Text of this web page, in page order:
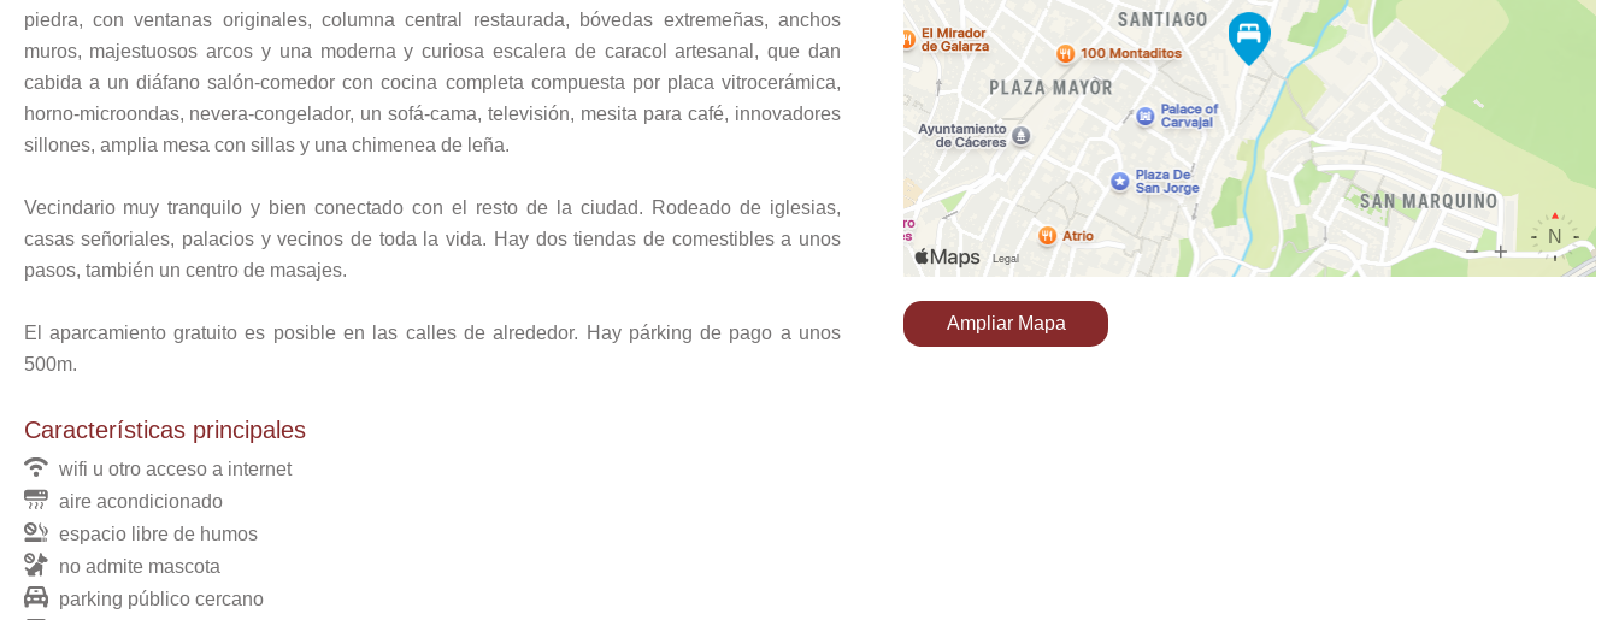
piedra, con ventanas originales, columna central restaurada, bóvedas extremeñas, anchos
muros, majestuosos arcos y una moderna y curiosa escalera de caracol artesanal, que dan
cabida a un diáfano salón-comedor con cocina completa compuesta por placa vitrocerámica,
horno-microondas, nevera-congelador, un sofá-cama, televisión, mesita para café, innovadores
sillones, amplia mesa con sillas y una chimenea de leña.
Vecindario muy tranquilo y bien conectado con el resto de la ciudad. Rodeado de iglesias,
casas señoriales, palacios y vecinos de toda la vida. Hay dos tiendas de comestibles a unos
pasos, también un centro de masajes.
El aparcamiento gratuito es posible en las calles de alrededor. Hay párking de pago a unos
500m.
Características principales
wifi u otro acceso a internet
aire acondicionado
espacio libre de humos
no admite mascota
parking público cercano
Ampliar Mapa